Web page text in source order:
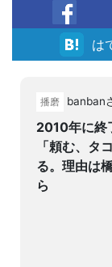
は
播磨 banban
2010年に終
「頼む、タ
る。理由は
ら